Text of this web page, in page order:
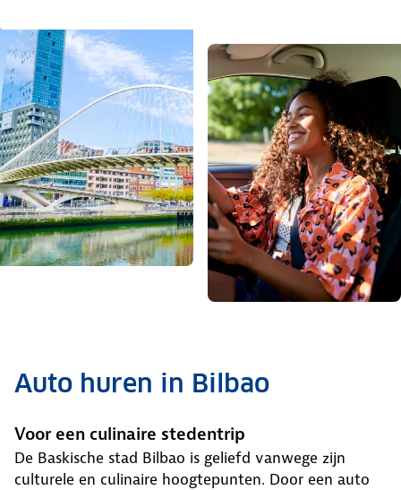
Auto huren in Bilbao
Voor een culinaire stedentrip
De Baskische stad Bilbao is geliefd vanwege zijn
culturele en culinaire hoogtepunten. Door een auto